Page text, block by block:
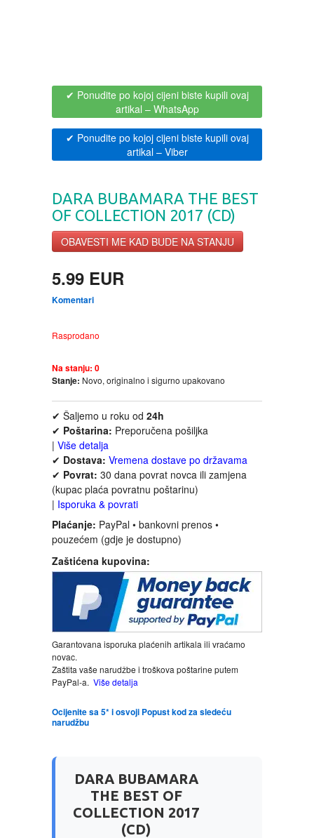
DRAMA
DRUSTVENA IGRA
EDUKATIVNI
EROTSKI
ESEJISTIKA
HOROR
INTERNET I RAČUNARI
ISTORIJSKI
KLASICI
KNJIGE ZA DECU
KOMEDIJA
KRIMINALISTIČKI
KUVARI
LJUBAVNI
NAUČNA FANTASTIKA
NAUKA
100% PRIRODNO
✔ Ponudite po kojoj cijeni biste kupili ovaj
artikal – WhatsApp
✔ Ponudite po kojoj cijeni biste kupili ovaj
artikal– Viber
DARA BUBAMARA THE BEST
OF COLLECTION 2017 (CD)
OBAVESTI ME KAD BUDE NA STANJU
5.99 EUR
Komentari
Rasprodano
Na stanju: 0
Stanje: Novo, originalno i sigurno upakovano
✔ Šaljemo u roku od 24h
✔ Poštarina: Preporučena pošiljka
| Više detalja
✔ Dostava: Vremena dostave po državama
✔ Povrat: 30 dana povrat novca ili zamjena
(kupac plaća povratnu poštarinu)
| Isporuka & povrati
Plaćanje: PayPal • bankovni prenos •
pouzećem (gdje je dostupno)
Zaštićena kupovina:
Garantovana isporuka plaćenih artikala ili vraćamo
novac.
Zaštita vaše narudžbe i troškova poštarine putem
PayPal-a. Više detalja
Ocijenite sa 5* i osvoji Popust kod za sledeću
narudžbu
DARA BUBAMARA
THE BEST OF
COLLECTION 2017
(CD)